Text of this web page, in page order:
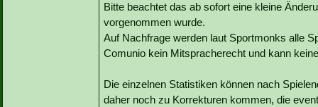
Bitte beachtet das ab sofort eine kleine
vorgenommen wurde.
Auf Nachfrage werden laut Sportmonks alle
Comunio kein Mitspracherecht und kann
Die einzelnen Statistiken können nach
daher noch zu Korrekturen kommen, die